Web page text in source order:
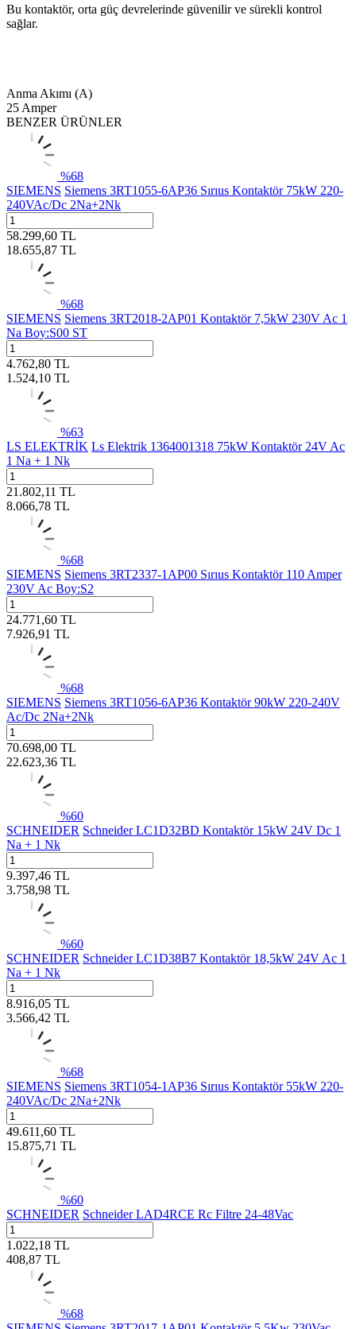
Bu kontaktör, orta güç devrelerinde güvenilir ve sürekli kontrol
sağlar.
Anma Akımı (A)
25 Amper
BENZER ÜRÜNLER
%68
SIEMENS Siemens 3RT1055-6AP36 Sırıus Kontaktör 75kW 220-
240VAc/Dc 2Na+2Nk
58.299,60 TL
18.655,87 TL
%68
SIEMENS Siemens 3RT2018-2AP01 Kontaktör 7,5kW 230V Ac 1
Na Boy:S00 ST
4.762,80 TL
1.524,10 TL
%63
LS ELEKTRİK Ls Elektrik 1364001318 75kW Kontaktör 24V Ac
1 Na + 1 Nk
21.802,11 TL
8.066,78 TL
%68
SIEMENS Siemens 3RT2337-1AP00 Sırıus Kontaktör 110 Amper
230V Ac Boy:S2
24.771,60 TL
7.926,91 TL
%68
SIEMENS Siemens 3RT1056-6AP36 Kontaktör 90kW 220-240V
Ac/Dc 2Na+2Nk
70.698,00 TL
22.623,36 TL
%60
SCHNEIDER Schneider LC1D32BD Kontaktör 15kW 24V Dc 1
Na + 1 Nk
9.397,46 TL
3.758,98 TL
%60
SCHNEIDER Schneider LC1D38B7 Kontaktör 18,5kW 24V Ac 1
Na + 1 Nk
8.916,05 TL
3.566,42 TL
%68
SIEMENS Siemens 3RT1054-1AP36 Sırıus Kontaktör 55kW 220-
240VAc/Dc 2Na+2Nk
49.611,60 TL
15.875,71 TL
%60
SCHNEIDER Schneider LAD4RCE Rc Filtre 24-48Vac
1.022,18 TL
408,87 TL
%68